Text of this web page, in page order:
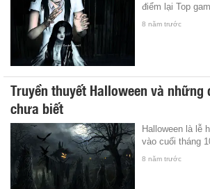
điểm lại Top
8 năm trước
Truyền thuyết Halloween và những
chưa biết
Halloween là lễ
vào cuối tháng
8 năm trước